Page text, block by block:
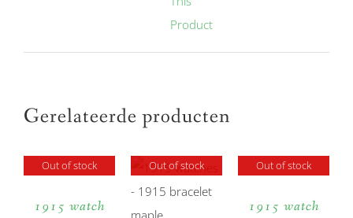
Product
Gerelateerde producten
Out of stock
1915 watch
Out of stock Out of stock
1915 watch